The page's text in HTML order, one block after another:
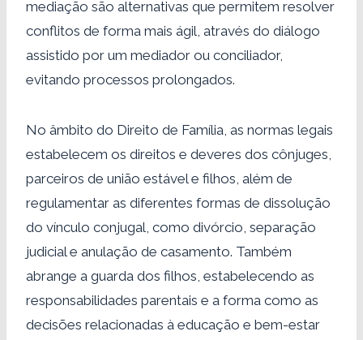
mediação são alternativas que permitem resolver
conflitos de forma mais ágil, através do diálogo
assistido por um mediador ou conciliador,
evitando processos prolongados.
No âmbito do Direito de Família, as normas legais
estabelecem os direitos e deveres dos cônjuges,
parceiros de união estável e filhos, além de
regulamentar as diferentes formas de dissolução
do vínculo conjugal, como divórcio, separação
judicial e anulação de casamento. Também
abrange a guarda dos filhos, estabelecendo as
responsabilidades parentais e a forma como as
decisões relacionadas à educação e bem-estar